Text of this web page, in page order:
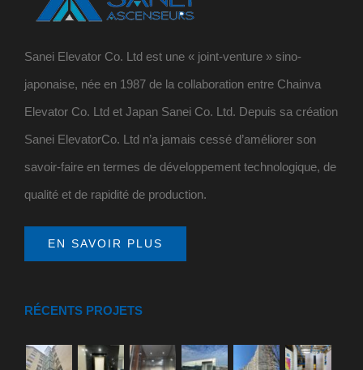
Sanei Elevator Co. Ltd est une « joint-venture » sino-
japonaise, née en 1987 de la collaboration entre Chainva
Elevator Co. Ltd et Japan Sanei Co. Ltd. Depuis sa création
Sanei ElevatorCo. Ltd n’a jamais cessé d’améliorer son
savoir-faire en termes de développement technologique, de
qualité et de rapidité de production.
EN SAVOIR PLUS
RÉCENTS PROJETS